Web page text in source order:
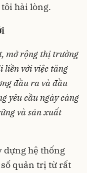
hài lòng.
mở rộng thị trường
liền với việc tăng
đầu ra và đầu
yêu cầu ngày càng
và sản xuất
dựng hệ thống
quản trị từ rất